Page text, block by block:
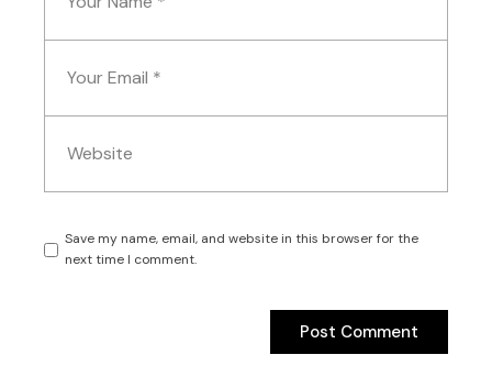
Save my name, email, and website in this browser for the
next time I comment.
Post Comment
Post Comment